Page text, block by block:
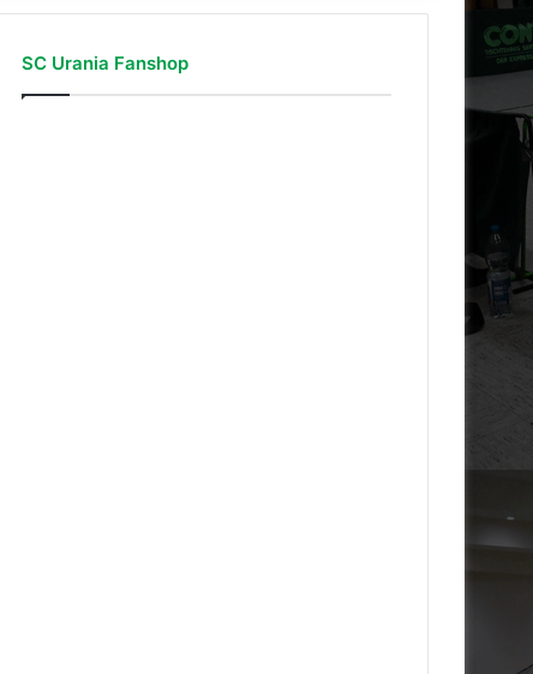
SC Urania Fanshop